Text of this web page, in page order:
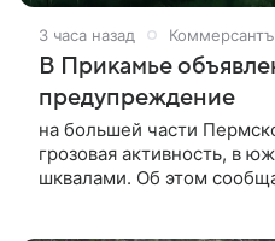
3 часа назад Коммерсантъ
В Прикамье
предупреждение
на большей части
грозовая активность, в
шквалами. Об этом